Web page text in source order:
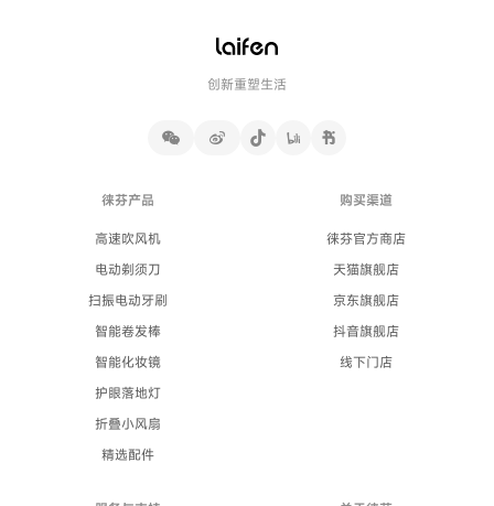
创新重塑生活
徕芬产品
高速吹风机
电动剃须刀
扫振电动牙刷
智能卷发棒
智能化妆镜
护眼落地灯
折叠小风扇
精选配件
购买渠道
徕芬官方商店
天猫旗舰店
京东旗舰店
抖音旗舰店
线下门店